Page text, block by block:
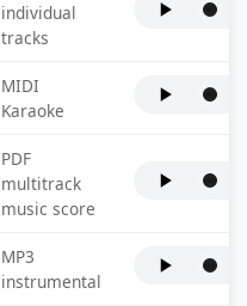
individual
tracks
MIDI
Karaoke
PDF
multitrack
music score
MP3
instrumental